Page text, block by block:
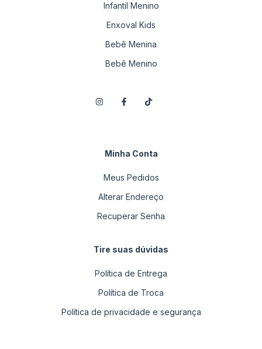
Infantil Menino
Enxoval Kids
Bebê Menina
Bebê Menino
Minha Conta
Meus Pedidos
Alterar Endereço
Recuperar Senha
Tire suas dúvidas
Política de Entrega
Política de Troca
Política de privacidade e segurança